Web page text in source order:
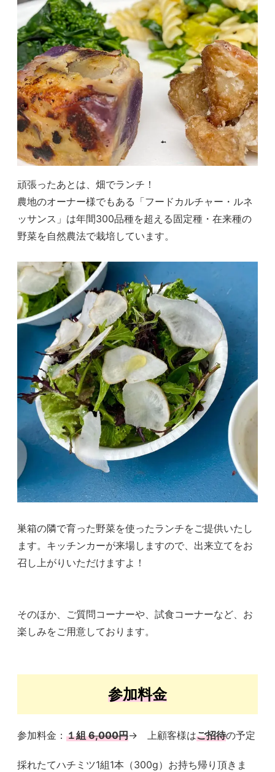
頑張ったあとは、畑でランチ！
農地のオーナー様でもある「フードカルチャー・ルネ
ッサンス」は年間300品種を超える固定種・在来種の
野菜を自然農法で栽培しています。
巣箱の隣で育った野菜を使ったランチをご提供いたし
ます。キッチンカーが来場しますので、出来立てをお
召し上がりいただけますよ！
そのほか、ご質問コーナーや、試食コーナーなど、お
楽しみをご用意しております。
参加料金
参加料金： １組6,000円→ 上顧客様はご招待の予定
採れたてハチミツ1組1本（300g）お持ち帰り頂きま